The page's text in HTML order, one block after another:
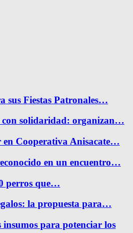
sus Fiestas Patronales…
con solidaridad: organizan…
en Cooperativa Anisacate…
en un encuentro…
perros que…
la propuesta para…
insumos para potenciar los